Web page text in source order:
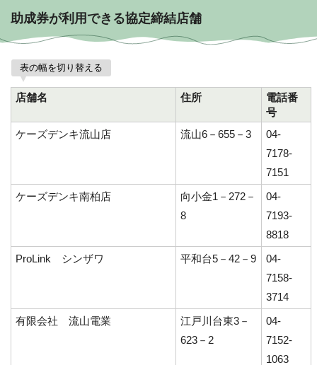
助成券が利用できる協定締結店舗
表の幅を切り替える
店舗名 住所
電話番
号
ケーズデンキ流山店
流山6－655－3
04-
7178-
7151
ケーズデンキ南柏店
向小金1－272－
8
04-
7193-
8818
ProLink シンザワ
平和台5－42－9
04-
7158-
3714
有限会社 流山電業
江戸川台東3－
623－2
04-
7152-
1063